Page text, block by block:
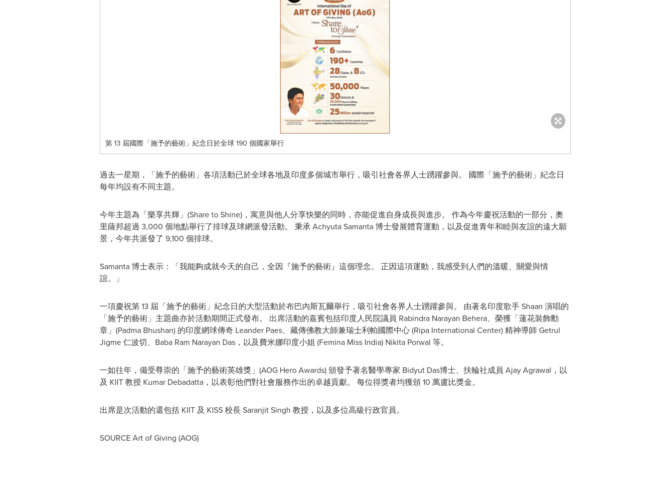
第 13 屆國際「施予的藝術」紀念日於全球 190 個國家舉行
過去一星期，「施予的藝術」各項活動已於全球各地及印度多個城市舉行，吸引社會各界人士踴躍參與。 國際「施予的藝術」紀念日
每年均設有不同主題。
今年主題為「樂享共輝」(Share to Shine)，寓意與他人分享快樂的同時，亦能促進自身成長與進步。 作為今年慶祝活動的一部分，奧
里薩邦超過 3,000 個地點舉行了排球及球網派發活動。 秉承 Achyuta Samanta 博士發展體育運動，以及促進青年和睦與友誼的遠大願
景，今年共派發了 9,100 個排球。
Samanta 博士表示：「我能夠成就今天的自己，全因『施予的藝術』這個理念。 正因這項運動，我感受到人們的溫暖、關愛與情
誼。」
一項慶祝第 13 屆「施予的藝術」紀念日的大型活動於布巴內斯瓦爾舉行，吸引社會各界人士踴躍參與。 由著名印度歌手 Shaan 演唱的
「施予的藝術」主題曲亦於活動期間正式發布。 出席活動的嘉賓包括印度人民院議員 Rabindra Narayan Behera、榮獲「蓮花裝飾勳
章」(Padma Bhushan) 的印度網球傳奇 Leander Paes、藏傳佛教大師兼瑞士利帕國際中心 (Ripa International Center) 精神導師 Getrul
Jigme 仁波切、Baba Ram Narayan Das，以及費米娜印度小姐 (Femina Miss India) Nikita Porwal 等。
一如往年，備受尊崇的「施予的藝術英雄獎」(AOG Hero Awards) 頒發予著名醫學專家 Bidyut Das博士、扶輪社成員 Ajay Agrawal，以
及 KIIT 教授 Kumar Debadatta，以表彰他們對社會服務作出的卓越貢獻。 每位得獎者均獲頒 10 萬盧比獎金。
出席是次活動的還包括 KIIT 及 KISS 校長 Saranjit Singh 教授，以及多位高級行政官員。
SOURCE Art of Giving (AOG)